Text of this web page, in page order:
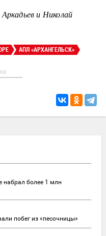
набрал более 1 млн
побег из «песочницы»
и Николай
АПЛ «АРХАНГЕЛЬСК»